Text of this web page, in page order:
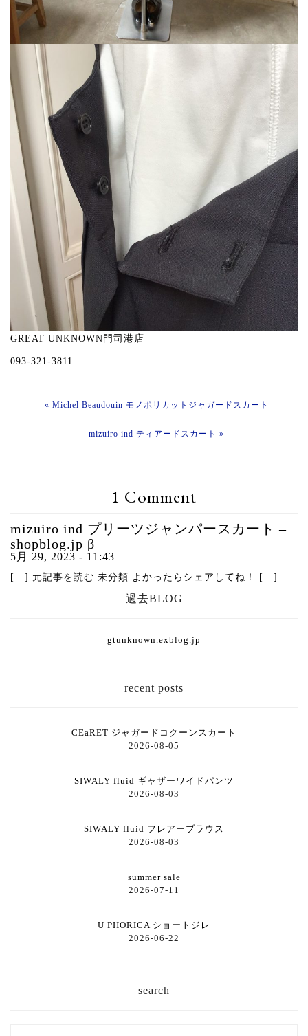
GREAT UNKNOWN門司港店
093-321-3811
« Michel Beaudouin モノポリカットジャガードスカート
mizuiro ind ティアードスカート »
1 Comment
mizuiro ind プリーツジャンパースカート –
shopblog.jp β
5月 29, 2023 - 11:43
[…] 元記事を読む 未分類 よかったらシェアしてね！ […]
過去BLOG
gtunknown.exblog.jp
recent posts
CEaRET ジャガードコクーンスカート
2026-08-05
SIWALY fluid ギャザーワイドパンツ
2026-08-03
SIWALY fluid フレアーブラウス
2026-08-03
summer sale
2026-07-11
U PHORICA ショートジレ
2026-06-22
search